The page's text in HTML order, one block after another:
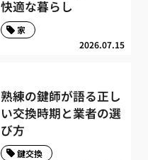
快適な暮らし
2026.07.15
家
熟練の鍵師が語る正し
い交換時期と業者の選
び方
鍵交換